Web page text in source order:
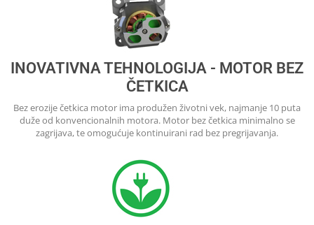
INOVATIVNA TEHNOLOGIJA - MOTOR BEZ
ČETKICA
Bez erozije četkica motor ima produžen životni vek, najmanje 10 puta
duže od konvencionalnih motora. Motor bez četkica minimalno se
zagrijava, te omogućuje kontinuirani rad bez pregrijavanja.